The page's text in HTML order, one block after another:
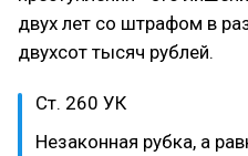
двух лет со штрафом в
двухсот тысяч рублей.
Ст. 260 УК
Незаконная рубка, а